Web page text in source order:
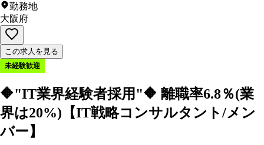
勤務地
大阪府
この求人を見る
未経験歓迎
🔶"IT業界経験者採用"🔶 離職率6.8％(業
界は20%)【IT戦略コンサルタント/メン
バー】